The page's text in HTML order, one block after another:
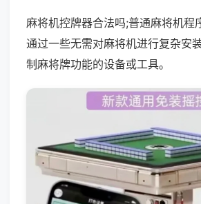
麻将机控牌器合法吗;普通麻将机程
通过一些无需对麻将机进行复杂安
制麻将牌功能的设备或工具。